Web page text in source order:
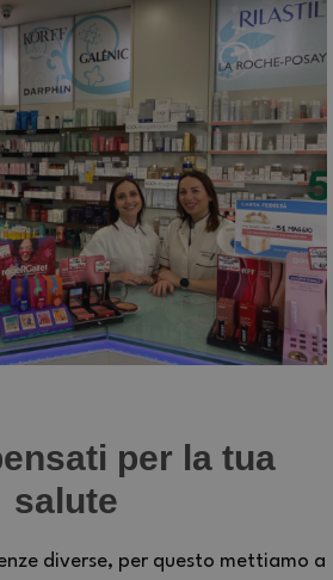
per la tua
salute
diverse, per questo mettiamo a